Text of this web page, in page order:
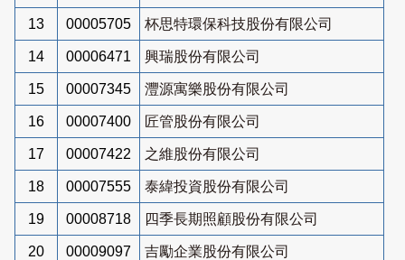
13 00005705 杯思特環保科技股份有限公司
14 00006471 興瑞股份有限公司
15 00007345 灃源寓樂股份有限公司
16 00007400 匠管股份有限公司
17 00007422 之維股份有限公司
18 00007555 泰緯投資股份有限公司
19 00008718 四季長期照顧股份有限公司
20 00009097 吉勵企業股份有限公司